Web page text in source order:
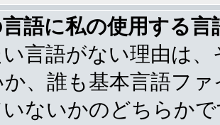
語に私の使用する
言語がない理由は
、誰も基本言語フ
ないかのどちらか